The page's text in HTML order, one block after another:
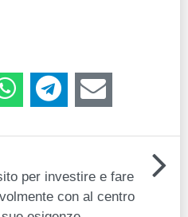
per investire e fare
con al centro